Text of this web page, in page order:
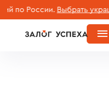
России. Выбрать украшение